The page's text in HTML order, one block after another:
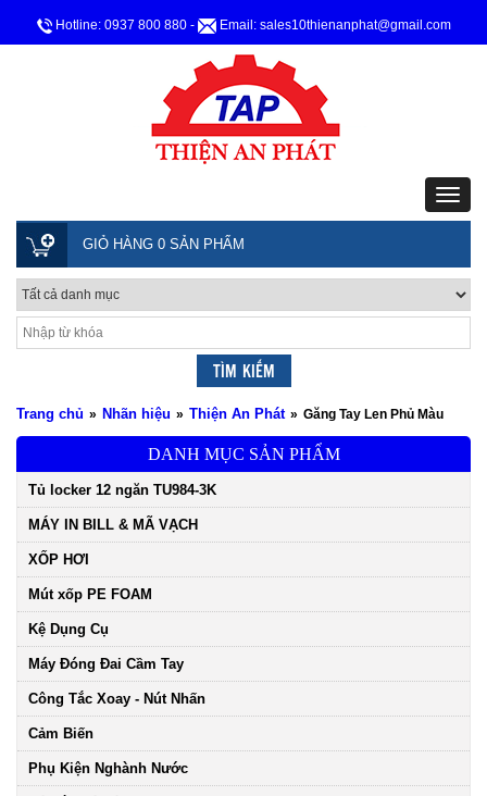
Hotline: 0937 800 880 - Email: sales10thienanphat@gmail.com
GIỎ HÀNG 0 SẢN PHẨM
Trang chủ » Nhãn hiệu » Thiện An Phát » Găng Tay Len Phủ Màu
DANH MỤC SẢN PHẨM
Tủ locker 12 ngăn TU984-3K
MÁY IN BILL & MÃ VẠCH
XỐP HƠI
Mút xốp PE FOAM
Kệ Dụng Cụ
Máy Đóng Đai Cầm Tay
Công Tắc Xoay - Nút Nhấn
Cảm Biến
Phụ Kiện Nghành Nước